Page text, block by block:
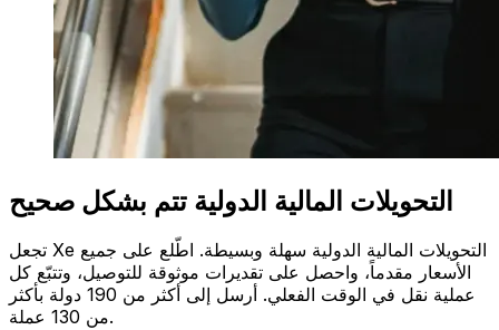
التحويلات المالية الدولية تتم بشكل صحيح
تجعل Xe التحويلات المالية الدولية سهلة وبسيطة. اطّلع على جميع
الأسعار مقدماً، واحصل على تقديرات موثوقة للتوصيل، وتتبّع كل
عملية نقل في الوقت الفعلي. أرسل إلى أكثر من 190 دولة بأكثر
من 130 عملة.